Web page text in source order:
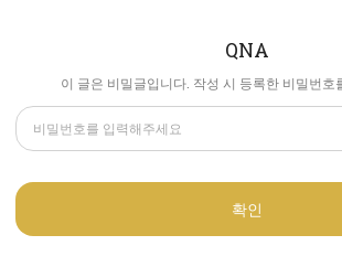
QNA
이 글은 비밀글입니다. 작성 시 등록한 비밀번호
확인